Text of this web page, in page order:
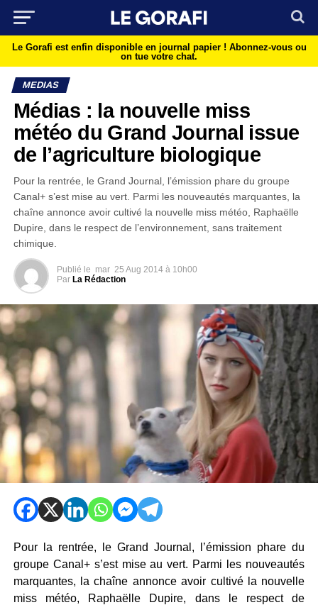
Le Gorafi est enfin disponible en journal papier ! Abonnez-vous ou
on tue votre chat.
MEDIAS
Médias : la nouvelle miss
météo du Grand Journal issue
de l’agriculture biologique
Pour la rentrée, le Grand Journal, l’émission phare du groupe
Canal+ s’est mise au vert. Parmi les nouveautés marquantes, la
chaîne annonce avoir cultivé la nouvelle miss météo, Raphaëlle
Dupire, dans le respect de l’environnement, sans traitement
chimique.
Publié le mar 25 Aug 2014 à 10h00
Par La Rédaction
Pour la rentrée, le Grand Journal, l’émission phare du
groupe Canal+ s’est mise au vert. Parmi les nouveautés
marquantes, la chaîne annonce avoir cultivé la nouvelle
miss météo, Raphaëlle Dupire, dans le respect de